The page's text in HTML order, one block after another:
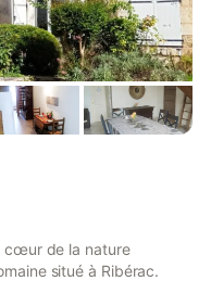
cœur de la nature
situé à Ribérac.